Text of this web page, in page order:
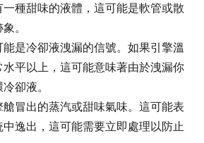
種甜味的液體，這可能是軟管或散
。
是冷卻液洩漏的信號。如果引擎溫
平以上，這可能意味著由於洩漏你
卻液。
冒出的蒸汽或甜味氣味。這可能表
逸出，這可能需要立即處理以防止